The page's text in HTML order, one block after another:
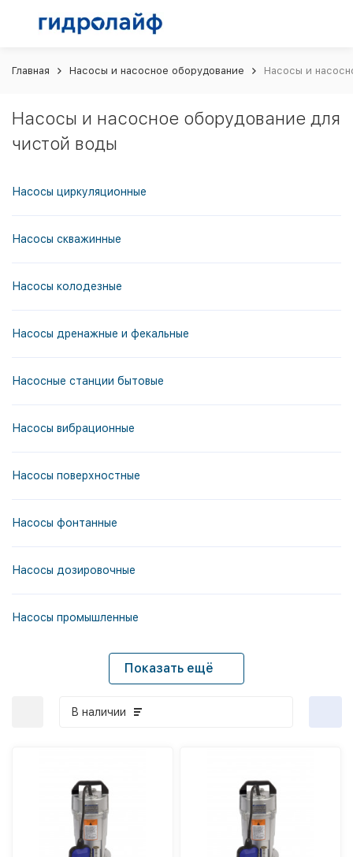
Главная Насосы и насосное оборудование Насосы и
Насосы и насосное оборудование для
чистой воды
Насосы циркуляционные
Насосы скважинные
Насосы колодезные
Насосы дренажные и фекальные
Насосные станции бытовые
Насосы вибрационные
Насосы поверхностные
Насосы фонтанные
Насосы дозировочные
Насосы промышленные
Показать ещё
В наличии